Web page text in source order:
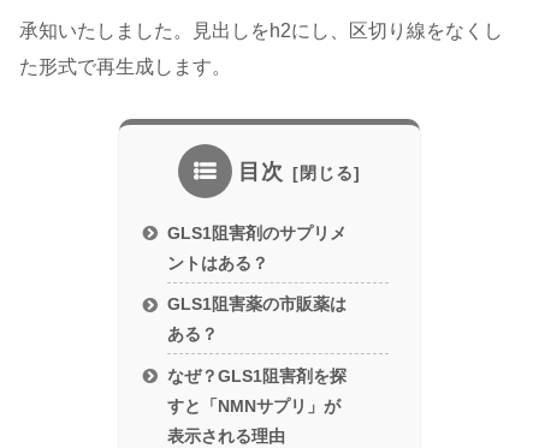
承知いたしました。見出しをh2にし、区切り線をなくし
た形式で再生成します。
目次
GLS1阻害剤のサプリメ
ントはある？
GLS1阻害薬の市販薬は
ある？
なぜ？GLS1阻害剤を探
すと「NMNサプリ」が
表示される理由